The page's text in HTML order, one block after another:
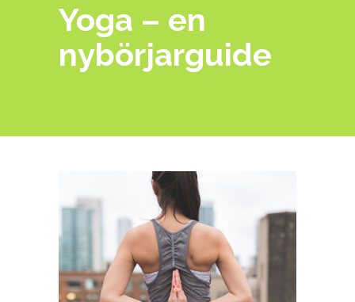
Yoga – en
nybörjarguide